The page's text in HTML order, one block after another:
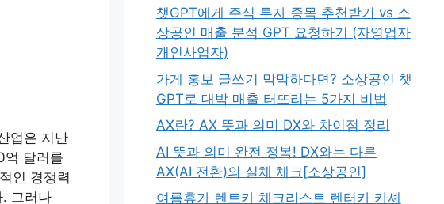
업은 지난
억 달러를
인 경쟁력
그러나
챗GPT에게 주식 투자 종목 추천받기 vs 소
상공인 매출 분석 GPT 요청하기 (자영업자
개인사업자)
가게 홍보 글쓰기 막막하다면? 소상공인 챗
GPT로 대박 매출 터뜨리는 5가지 비법
AX란? AX 뜻과 의미 DX와 차이점 정리
AI 뜻과 의미 완전 정복! DX와는 다른
AX(AI 전환)의 실체 체크[소상공인]
여름휴가 렌트카 체크리스트 렌터카 카셰